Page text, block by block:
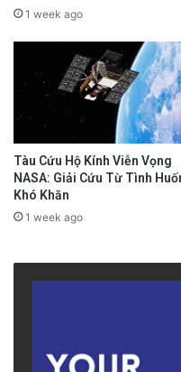
1 week ago
Tàu Cứu Hộ Kính Viễn Vọng
NASA: Giải Cứu Từ Tình
Khó Khăn
1 week ago